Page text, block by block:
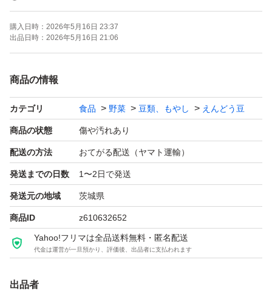
#スナックエンドウ
#スナップエンドウ
購入日時： 2026年5月16日 23:37
出品日時： 2026年5月16日 21:06
商品の情報
カテゴリ 食品 野菜 豆類、もやし えんどう豆
商品の状態 傷や汚れあり
配送の方法 おてがる配送（ヤマト運輸）
発送までの日数 1〜2日で発送
発送元の地域 茨城県
商品ID z610632652
Yahoo!フリマは全品送料無料・匿名配送
代金は運営が一旦預かり、評価後、出品者に支払われます
出品者